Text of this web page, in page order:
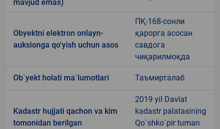
mavjud emas)
Obyektni elektron onlayn-
auksionga qo‘yish uchun asos
ПҚ-168-сонли
қарорга асосан
савдога
чиқарилмоқда
Ob`yekt holati ma`lumotlari Таъмирталаб
Kadastr hujjati qachon va kim
tomonidan berilgan
2019 yil Davlat
kadastr palatasining
Qo`shko`pir tuman